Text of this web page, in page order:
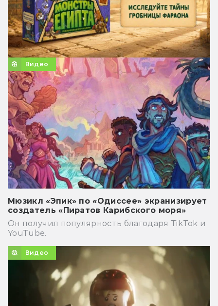
Видео
Мюзикл «Эпик» по «Одиссее» экранизирует
создатель «Пиратов Карибского моря»
Он получил популярность благодаря TikTok и
YouTube.
Видео